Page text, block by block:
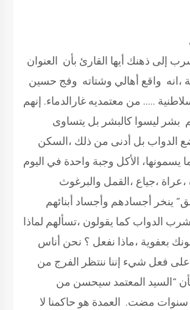
إلى ذهنك أيها القارئ بأن العنوان
،انه واقع أهالي وشتاته وفج حسين
….. من معتمديه غارالدماء. إنهم
بشر ليسوا كالبشر بل يتساوى
الدواب بل أدنى من ذلك ،السكن
يسمونها، الأكل وجبة واحدة في اليوم
،جياع ،القمل والبرغوث
ينخر أجسادهم وأجساد أبنائهم
الدواب كما يقولون ،تسألهم لماذا
بعفوية ،ماذا نفعل ؟ نحن أناس
على فعل شيء إننا ننتظر الفرج من
“السيد المعتمد سيحسن من
مضت. العمدة هو حاكمنا لا